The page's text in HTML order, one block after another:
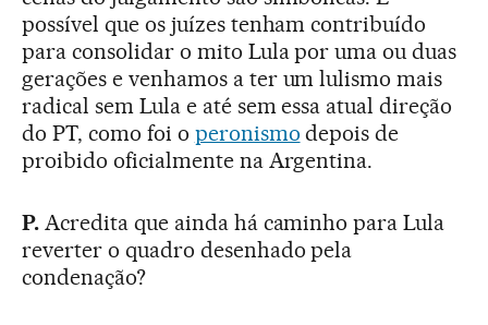
possível que os juízes tenham contribuído
para consolidar o mito Lula por uma ou duas
gerações e venhamos a ter um lulismo mais
radical sem Lula e até sem essa atual direção
do PT, como foi o peronismo depois de
proibido oficialmente na Argentina.
P. Acredita que ainda há caminho para Lula
reverter o quadro desenhado pela
condenação?